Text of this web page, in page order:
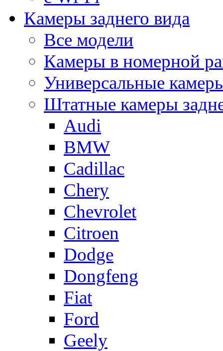
Камеры заднего вида
Все модели
Камеры в номерной
Универсальные
Штатные камеры
Audi
BMW
Cadillac
Chery
Chevrolet
Citroen
Dodge
Dongfeng
Fiat
Ford
Geely